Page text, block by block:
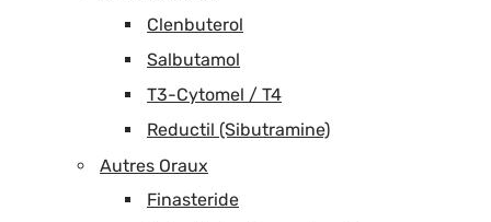
Clenbuterol
Salbutamol
T3-Cytomel / T4
Reductil (Sibutramine)
Autres Oraux
Finasteride